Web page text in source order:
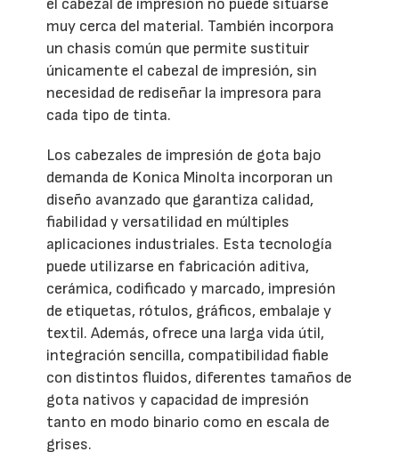
el cabezal de impresión no puede situarse
muy cerca del material. También incorpora
un chasis común que permite sustituir
únicamente el cabezal de impresión, sin
necesidad de rediseñar la impresora para
cada tipo de tinta.
Los cabezales de impresión de gota bajo
demanda de Konica Minolta incorporan un
diseño avanzado que garantiza calidad,
fiabilidad y versatilidad en múltiples
aplicaciones industriales. Esta tecnología
puede utilizarse en fabricación aditiva,
cerámica, codificado y marcado, impresión
de etiquetas, rótulos, gráficos, embalaje y
textil. Además, ofrece una larga vida útil,
integración sencilla, compatibilidad fiable
con distintos fluidos, diferentes tamaños de
gota nativos y capacidad de impresión
tanto en modo binario como en escala de
grises.